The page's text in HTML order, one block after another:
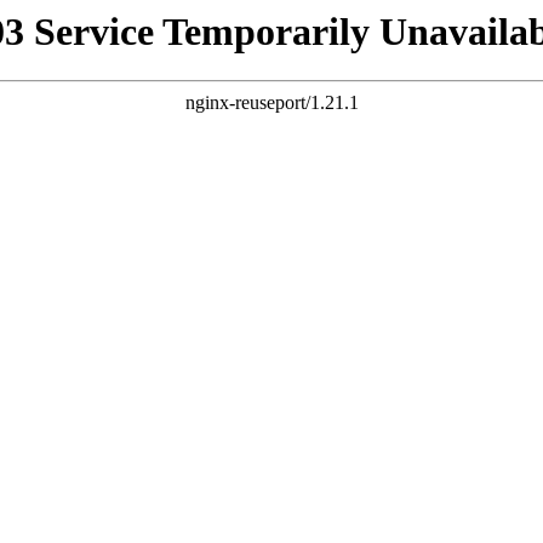
Service Temporarily
nginx-reuseport/1.21.1